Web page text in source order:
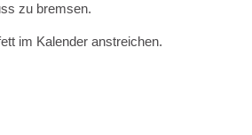
zu bremsen.
im Kalender anstreichen.